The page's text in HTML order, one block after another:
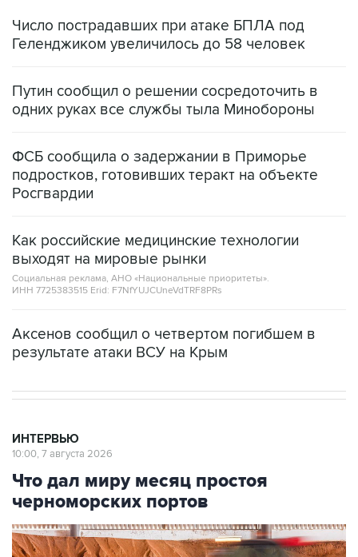
Число пострадавших при атаке БПЛА под
Геленджиком увеличилось до 58 человек
Путин сообщил о решении сосредоточить в
одних руках все службы тыла Минобороны
ФСБ сообщила о задержании в Приморье
подростков, готовивших теракт на объекте
Росгвардии
Как российские медицинские технологии
выходят на мировые рынки
Социальная реклама, АНО «Национальные приоритеты».
ИНН 7725383515 Erid: F7NfYUJCUneVdTRF8PRs
Аксенов сообщил о четвертом погибшем в
результате атаки ВСУ на Крым
ИНТЕРВЬЮ
10:00, 7 августа 2026
Что дал миру месяц простоя
черноморских портов